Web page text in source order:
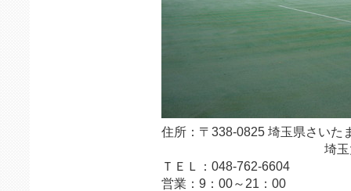
住所：〒338-0825 埼玉県さいた
埼玉大学
ＴＥＬ：048-762-6604
営業：9：00～21：00